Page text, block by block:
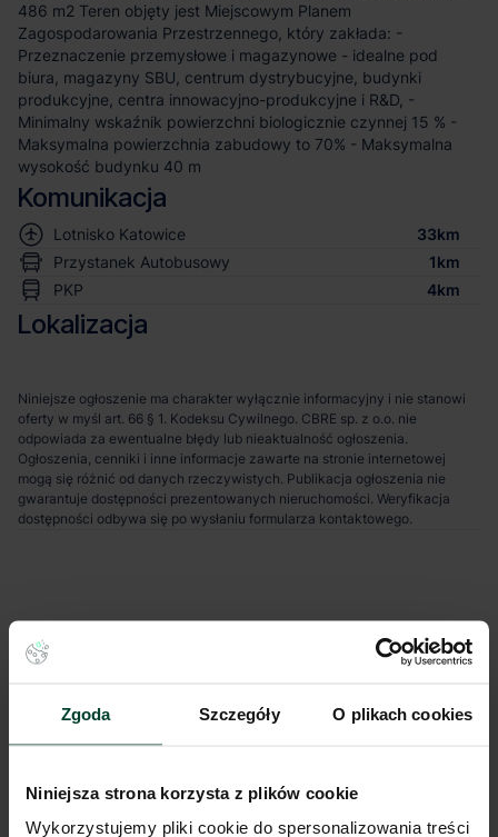
Zgoda Szczegóły O plikach cookies
Niniejsza strona korzysta z plików cookie
Wykorzystujemy pliki cookie do spersonalizowania treści
486 m2 Teren objęty jest Miejscowym Planem
Zagospodarowania Przestrzennego, który zakłada: -
Przeznaczenie przemysłowe i magazynowe - idealne pod
biura, magazyny SBU, centrum dystrybucyjne, budynki
produkcyjne, centra innowacyjno-produkcyjne i R&D, -
Minimalny wskaźnik powierzchni biologicznie czynnej 15 % -
Maksymalna powierzchnia zabudowy to 70% - Maksymalna
wysokość budynku 40 m
Komunikacja
Lotnisko Katowice
33km
Przystanek Autobusowy
1km
PKP
4km
Lokalizacja
Niniejsze ogłoszenie ma charakter wyłącznie informacyjny i nie stanowi
oferty w myśl art. 66 § 1. Kodeksu Cywilnego. CBRE sp. z o.o. nie
odpowiada za ewentualne błędy lub nieaktualność ogłoszenia.
Ogłoszenia, cenniki i inne informacje zawarte na stronie internetowej
mogą się różnić od danych rzeczywistych. Publikacja ogłoszenia nie
gwarantuje dostępności prezentowanych nieruchomości. Weryfikacja
dostępności odbywa się po wysłaniu formularza kontaktowego.